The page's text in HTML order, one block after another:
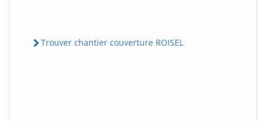
Trouver chantier couverture ROISEL